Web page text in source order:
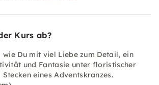
Kurs ab?
wie Du mit viel Liebe zum Detail, ein
und Fantasie unter floristischer
eines Adventskranzes.